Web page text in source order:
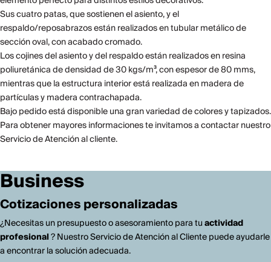
Sus cuatro patas, que sostienen el asiento, y el
respaldo/reposabrazos están realizados en tubular metálico de
sección oval, con acabado cromado.
Los cojines del asiento y del respaldo están realizados en resina
poliuretánica de densidad de 30 kgs/m³, con espesor de 80 mms,
mientras que la estructura interior está realizada en madera de
partículas y madera contrachapada.
Bajo pedido está disponible una gran variedad de colores y tapizados.
Para obtener mayores informaciones te invitamos a contactar nuestro
Servicio de Atención al cliente.
Business
Cotizaciones personalizadas
¿Necesitas un presupuesto o asesoramiento para tuactividad
profesional? Nuestro Servicio de Atención al Cliente puede ayudarle
a encontrar la solución adecuada.